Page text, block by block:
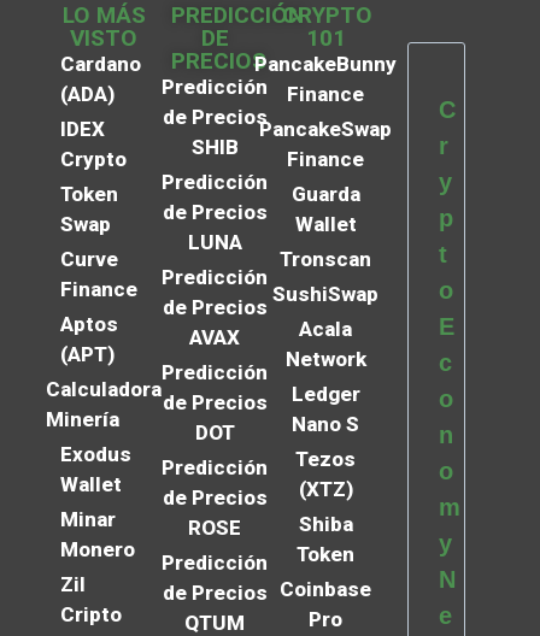
LO MÁS
VISTO
Cardano
(ADA)
IDEX
Crypto
Token
Swap
Curve
Finance
Aptos
(APT)
Calculadora
Minería
Exodus
Wallet
Minar
Monero
Zil
Cripto
PREDICCIÓN
DE
PRECIOS
Predicción
de Precios
SHIB
Predicción
de Precios
LUNA
Predicción
de Precios
AVAX
Predicción
de Precios
DOT
Predicción
de Precios
ROSE
Predicción
de Precios
QTUM
CRYPTO
101
PancakeBunny
Finance
PancakeSwap
Finance
Guarda
Wallet
Tronscan
SushiSwap
Acala
Network
Ledger
Nano S
Tezos
(XTZ)
Shiba
Token
Coinbase
Pro
C
r
y
p
t
o
E
c
o
n
o
m
y
N
e